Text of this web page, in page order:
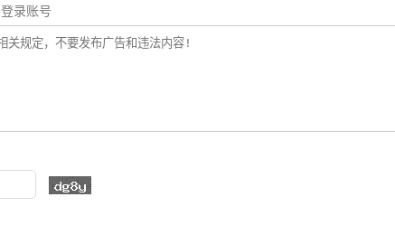
登录账号